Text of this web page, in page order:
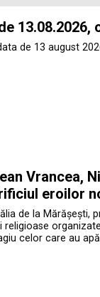
13.08.2026,
de 13 august
Vrancea,
eroilor
de la Mărășești,
celor care au